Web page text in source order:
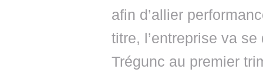
afin d’allier
titre, l’entreprise va
Trégunc au premier